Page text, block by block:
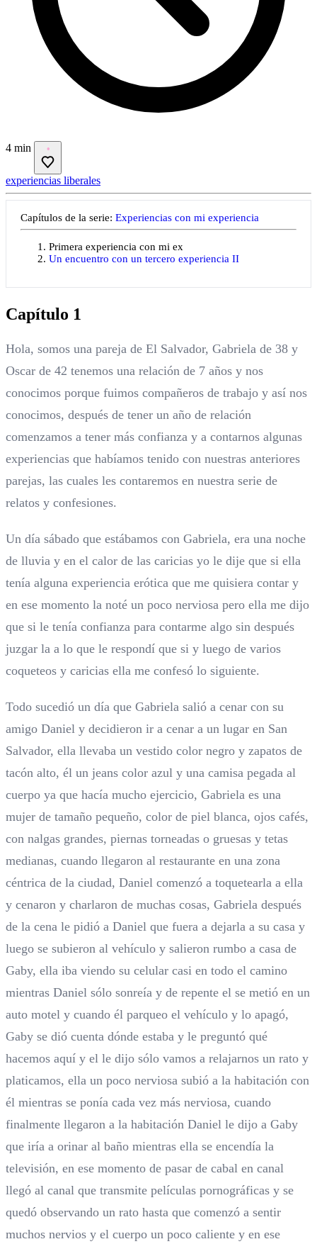
4 min
experiencias liberales
Capítulos de la serie: Experiencias con mi experiencia
Primera experiencia con mi ex
Un encuentro con un tercero experiencia II
Capítulo 1
Hola, somos una pareja de El Salvador, Gabriela de 38 y
Oscar de 42 tenemos una relación de 7 años y nos
conocimos porque fuimos compañeros de trabajo y así nos
conocimos, después de tener un año de relación
comenzamos a tener más confianza y a contarnos algunas
experiencias que habíamos tenido con nuestras anteriores
parejas, las cuales les contaremos en nuestra serie de
relatos y confesiones.
Un día sábado que estábamos con Gabriela, era una noche
de lluvia y en el calor de las caricias yo le dije que si ella
tenía alguna experiencia erótica que me quisiera contar y
en ese momento la noté un poco nerviosa pero ella me dijo
que si le tenía confianza para contarme algo sin después
juzgar la a lo que le respondí que si y luego de varios
coqueteos y caricias ella me confesó lo siguiente.
Todo sucedió un día que Gabriela salió a cenar con su
amigo Daniel y decidieron ir a cenar a un lugar en San
Salvador, ella llevaba un vestido color negro y zapatos de
tacón alto, él un jeans color azul y una camisa pegada al
cuerpo ya que hacía mucho ejercicio, Gabriela es una
mujer de tamaño pequeño, color de piel blanca, ojos cafés,
con nalgas grandes, piernas torneadas o gruesas y tetas
medianas, cuando llegaron al restaurante en una zona
céntrica de la ciudad, Daniel comenzó a toquetearla a ella
y cenaron y charlaron de muchas cosas, Gabriela después
de la cena le pidió a Daniel que fuera a dejarla a su casa y
luego se subieron al vehículo y salieron rumbo a casa de
Gaby, ella iba viendo su celular casi en todo el camino
mientras Daniel sólo sonreía y de repente el se metió en un
auto motel y cuando él parqueo el vehículo y lo apagó,
Gaby se dió cuenta dónde estaba y le preguntó qué
hacemos aquí y el le dijo sólo vamos a relajarnos un rato y
platicamos, ella un poco nerviosa subió a la habitación con
él mientras se ponía cada vez más nerviosa, cuando
finalmente llegaron a la habitación Daniel le dijo a Gaby
que iría a orinar al baño mientras ella se encendía la
televisión, en ese momento de pasar de cabal en canal
llegó al canal que transmite películas pornográficas y se
quedó observando un rato hasta que comenzó a sentir
muchos nervios y el cuerpo un poco caliente y en ese